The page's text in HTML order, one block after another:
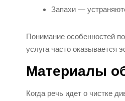
Запахи —
Понимание особенностей
услуга часто оказывается
Материалы
Когда речь идет о чистке